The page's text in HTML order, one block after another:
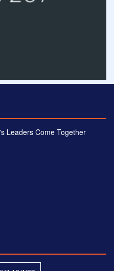
Leaders Come Together